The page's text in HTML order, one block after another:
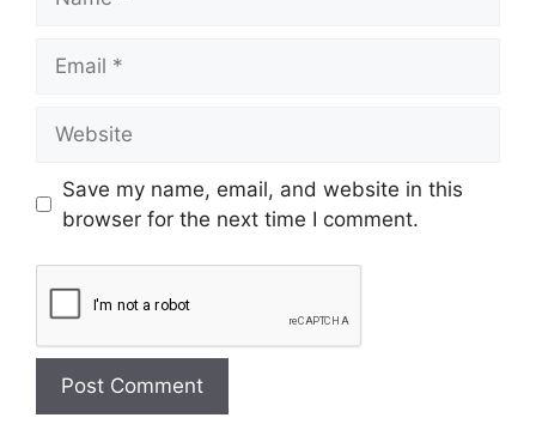
Save my name, email, and website in this
browser for the next time I comment.